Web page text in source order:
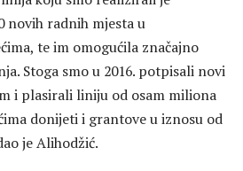
novih radnih mjesta u
te im omogućila značajno
Stoga smo u 2016. potpisali novi
i plasirali liniju od osam miliona
donijeti i grantove u iznosu od
je Alihodžić.